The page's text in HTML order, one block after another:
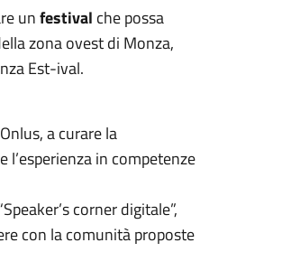
unfestival che possa
zona ovest di Monza,
Est-ival.
a curare la
in competenze
corner digitale”,
con la comunità proposte